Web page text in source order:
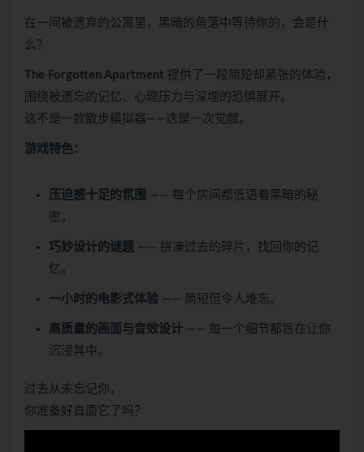
在一间被遗弃的公寓里，黑暗的角落中等待你的，会是什
么？
The Forgotten Apartment 提供了一段简短却紧张的体验，
围绕被遗忘的记忆、心理压力与深埋的恐惧展开。
这不是一款散步模拟器——这是一次觉醒。
游戏特色：
压迫感十足的氛围 —— 每个房间都低语着黑暗的秘
密。
巧妙设计的谜题 —— 拼凑过去的碎片，找回你的记
忆。
一小时的电影式体验 —— 简短但令人难忘。
高质量的画面与音效设计 —— 每一个细节都旨在让你
沉浸其中。
过去从未忘记你，
你准备好直面它了吗？